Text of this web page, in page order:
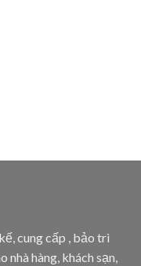
cung cấp , bảo trì
hàng, khách sạn,